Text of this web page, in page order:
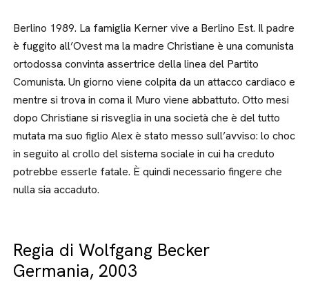
Berlino 1989. La famiglia Kerner vive a Berlino Est. Il padre
è fuggito all’Ovest ma la madre Christiane è una comunista
ortodossa convinta assertrice della linea del Partito
Comunista. Un giorno viene colpita da un attacco cardiaco e
mentre si trova in coma il Muro viene abbattuto. Otto mesi
dopo Christiane si risveglia in una società che è del tutto
mutata ma suo figlio Alex è stato messo sull’avviso: lo choc
in seguito al crollo del sistema sociale in cui ha creduto
potrebbe esserle fatale. È quindi necessario fingere che
nulla sia accaduto.
Regia di Wolfgang Becker
Germania, 2003